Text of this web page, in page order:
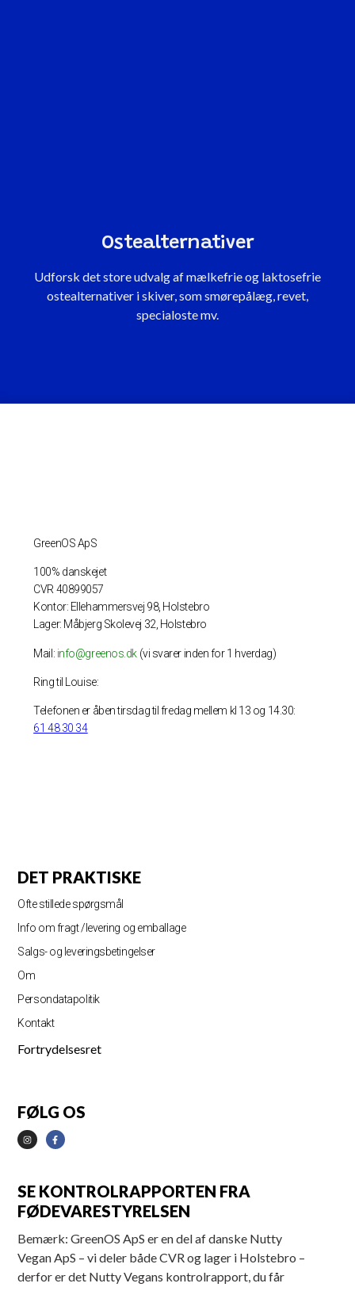
Ostealternativer
Udforsk det store udvalg af mælkefrie og laktosefrie
ostealternativer i skiver, som smørepålæg, revet,
specialoste mv.
GreenOS ApS
100% danskejet
CVR 40899057
Kontor: Ellehammersvej 98, Holstebro
Lager: Måbjerg Skolevej 32, Holstebro
Mail: info@greenos.dk (vi svarer inden for 1 hverdag)
Ring til Louise:
Telefonen er åben tirsdag til fredag mellem kl 13 og 14.30:
61 48 30 34
DET PRAKTISKE
Ofte stillede spørgsmål
Info om fragt /levering og emballage
Salgs- og leveringsbetingelser
Om
Persondatapolitik
Kontakt
Fortrydelsesret
FØLG OS
SE KONTROLRAPPORTEN FRA
FØDEVARESTYRELSEN
Bemærk: GreenOS ApS er en del af danske Nutty
Vegan ApS – vi deler både CVR og lager i Holstebro –
derfor er det Nutty Vegans kontrolrapport, du får